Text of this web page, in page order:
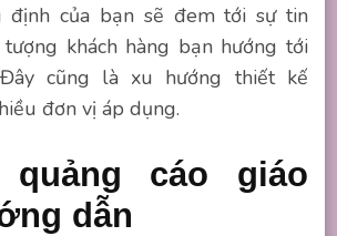
định của bạn sẽ đem tới sự tin
khách hàng bạn hướng tới
cũng là xu hướng thiết kế
đơn vị áp dụng.
cáo giáo
dẫn